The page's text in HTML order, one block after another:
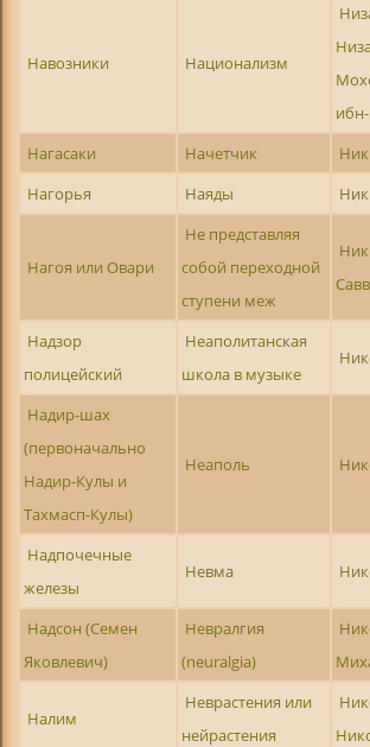
Навозники Национализм
Нагасаки
Начетчик
Нагорья
Наяды
Нагоя или Овари
Не представляя
собой переходной
ступени меж
Надзор
полицейский
Неаполитанская
школа в музыке
Надир-шах
(первоначально
Надир-Кулы и
Тахмасп-Кулы)
Неаполь
Надпочечные
железы
Невма
Надсон (Семен
Яковлевич)
Невралгия
(neuralgia)
Налим
Неврастения или
нейрастения